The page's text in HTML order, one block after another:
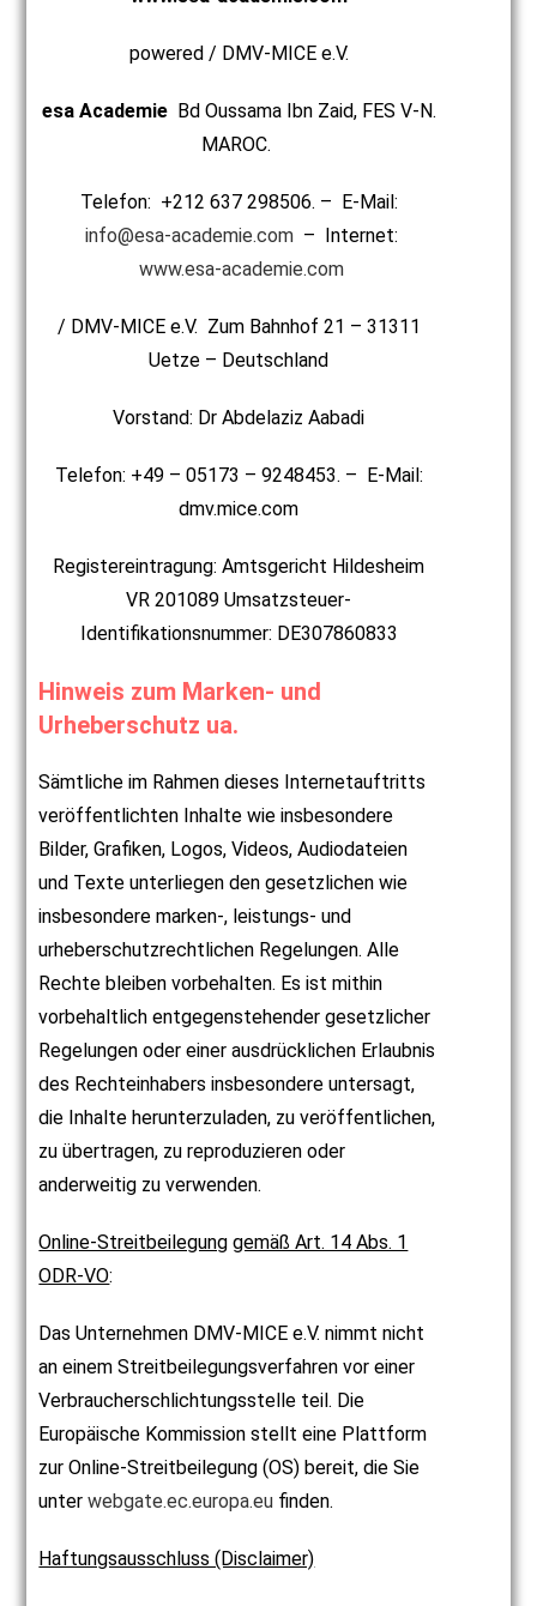
powered / DMV-MICE e.V.
esa AcademieBd Oussama Ibn Zaid, FES V-N.
MAROC.
Telefon: +212 637 298506. – E-Mail:
info@esa-academie.com– Internet:
www.esa-academie.com
/ DMV-MICE e.V. Zum Bahnhof 21 – 31311
Uetze – Deutschland
Vorstand: Dr Abdelaziz Aabadi
Telefon: +49 – 05173 – 9248453. – E-Mail:
dmv.mice.com
Registereintragung: Amtsgericht Hildesheim
VR 201089 Umsatzsteuer-
Identifikationsnummer: DE307860833
Hinweis zum Marken- und
Urheberschutz ua.
Sämtliche im Rahmen dieses Internetauftritts
veröffentlichten Inhalte wie insbesondere
Bilder, Grafiken, Logos, Videos, Audiodateien
und Texte unterliegen den gesetzlichen wie
insbesondere marken-, leistungs- und
urheberschutzrechtlichen Regelungen. Alle
Rechte bleiben vorbehalten. Es ist mithin
vorbehaltlich entgegenstehender gesetzlicher
Regelungen oder einer ausdrücklichen Erlaubnis
des Rechteinhabers insbesondere untersagt,
die Inhalte herunterzuladen, zu veröffentlichen,
zu übertragen, zu reproduzieren oder
anderweitig zu verwenden.
Online-Streitbeilegung gemäß Art. 14 Abs. 1
ODR-VO:
Das Unternehmen DMV-MICE e.V. nimmt nicht
an einem Streitbeilegungsverfahren vor einer
Verbraucherschlichtungsstelle teil. Die
Europäische Kommission stellt eine Plattform
zur Online-Streitbeilegung (OS) bereit, die Sie
unterwebgate.ec.europa.eu finden.
Haftungsausschluss (Disclaimer)